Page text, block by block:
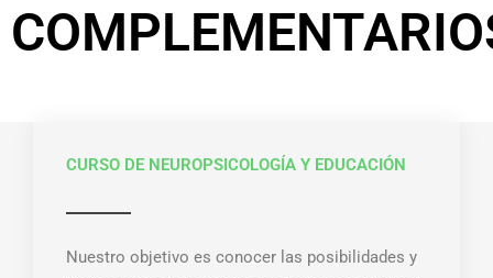
CURSO DE NEUROPSICOLOGÍA Y EDUCACIÓN
Nuestro objetivo es conocer las posibilidades y